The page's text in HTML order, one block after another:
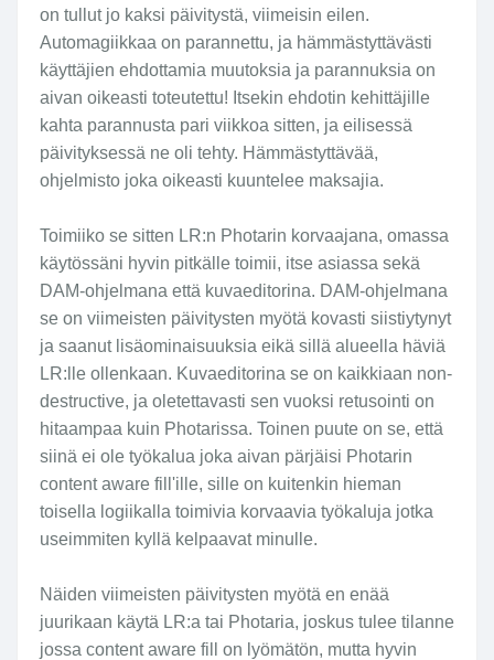
on tullut jo kaksi päivitystä, viimeisin eilen.
Automagiikkaa on parannettu, ja hämmästyttävästi
käyttäjien ehdottamia muutoksia ja parannuksia on
aivan oikeasti toteutettu! Itsekin ehdotin kehittäjille
kahta parannusta pari viikkoa sitten, ja eilisessä
päivityksessä ne oli tehty. Hämmästyttävää,
ohjelmisto joka oikeasti kuuntelee maksajia.
Toimiiko se sitten LR:n Photarin korvaajana, omassa
käytössäni hyvin pitkälle toimii, itse asiassa sekä
DAM-ohjelmana että kuvaeditorina. DAM-ohjelmana
se on viimeisten päivitysten myötä kovasti siistiytynyt
ja saanut lisäominaisuuksia eikä sillä alueella häviä
LR:lle ollenkaan. Kuvaeditorina se on kaikkiaan non-
destructive, ja oletettavasti sen vuoksi retusointi on
hitaampaa kuin Photarissa. Toinen puute on se, että
siinä ei ole työkalua joka aivan pärjäisi Photarin
content aware fill'ille, sille on kuitenkin hieman
toisella logiikalla toimivia korvaavia työkaluja jotka
useimmiten kyllä kelpaavat minulle.
Näiden viimeisten päivitysten myötä en enää
juurikaan käytä LR:a tai Photaria, joskus tulee tilanne
jossa content aware fill on lyömätön, mutta hyvin